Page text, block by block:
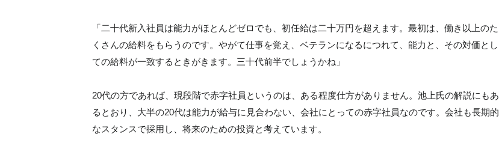
「二十代新入社員は能力がほとんどゼロでも、初任給は二十万円を超えます。最初は、働き以上のた
くさんの給料をもらうのです。やがて仕事を覚え、ベテランになるにつれて、能力と、その対価とし
ての給料が一致するときがきます。三十代前半でしょうかね」
20代の方であれば、現段階で赤字社員というのは、ある程度仕方がありません。池上氏の解説にもあ
るとおり、大半の20代は能力が給与に見合わない、会社にとっての赤字社員なのです。会社も長期的
なスタンスで採用し、将来のための投資と考えています。